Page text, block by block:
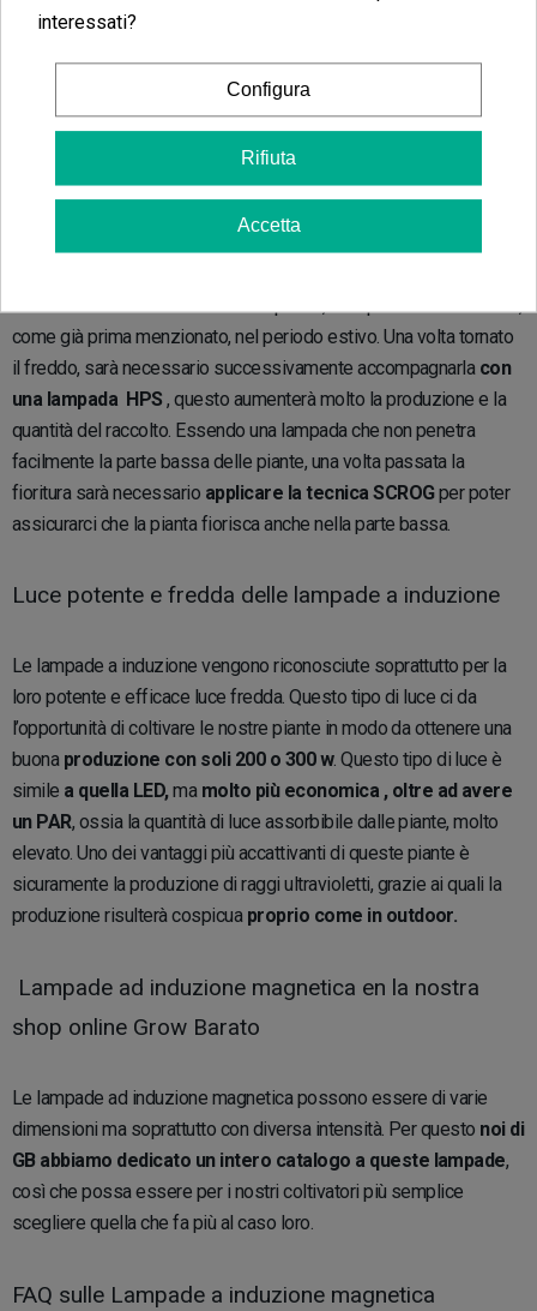
un tipo di lampada che ben si adatta a qualsiasi fase
prive di calore, questo aspetto le rende perfette per coltivare
durante i mesi estivi, dove generalmente la coltivazione si
ferma.
Quando usare una lampada a induzione
crescita e fiorituradelle nostre piante, sarà possibile utilizzarla,
come già prima menzionato, nel periodo estivo. Una volta tornato
il freddo, sarà necessario successivamente accompagnarla con
una lampada HPS , questo aumenterà molto la produzione e la
quantità del raccolto. Essendo una lampada che non penetra
facilmente la parte bassa delle piante, una volta passata la
fioritura sarà necessario applicare la tecnica SCROGper poter
assicurarci che la pianta fiorisca anche nella parte bassa.
Luce potente e fredda delle lampade a induzione
Le lampade a induzione vengono riconosciute soprattutto per la
loro potente e efficace luce fredda. Questo tipo di luce ci da
l’opportunità di coltivare le nostre piante in modo da ottenere una
buona produzione con soli 200 o 300 w. Questo tipo di luce è
simile a quella LED,mamolto più economica , oltre ad avere
un PAR, ossia la quantità di luce assorbibile dalle piante, molto
elevato. Uno dei vantaggi più accattivanti di queste piante è
sicuramente la produzione di raggi ultravioletti, grazie ai quali la
produzione risulterà cospicuaproprio come in outdoor.
Lampade ad induzione magnetica en la nostra
shop online Grow Barato
Le lampade ad induzione magnetica possono essere di varie
dimensioni ma soprattutto con diversa intensità. Per questo noi di
GB abbiamo dedicato un intero catalogo a queste lampade,
così che possa essere per i nostri coltivatori più semplice
scegliere quella che fa più al caso loro.
FAQ sulle Lampade a induzione magnetica
interessati?
Configura
Rifiuta
Accetta